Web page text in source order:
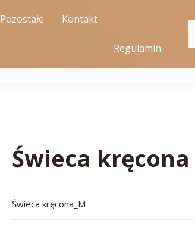
Pozostałe Kontakt
Regulamin
Świeca kręcona
Świeca kręcona_M